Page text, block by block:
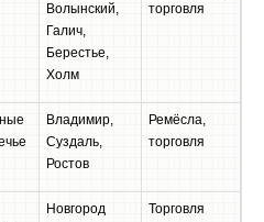
Волынский,
Галич,
Берестье,
Холм
торговля
Владимир,
Суздаль,
Ростов
Ремёсла,
торговля
Новгород Торговля